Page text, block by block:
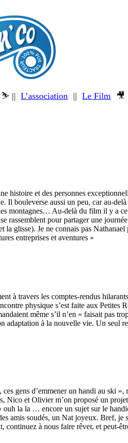
|| L’association || Le Film 🎥
histoire et des personnes
Il bouleverse aussi un peu, car au-
montagnes… Au-delà du film il y a
rassemblent pour partager une
glisse). Je ne connais pas Nathanael
entreprises et aventures »
à travers les comptes-rendus
physique s’est faite aux Petites
même s’il n’en « faisait pas
adaptation à la nouvelle vie. Un seul
gens d’emmener un handi au ski »,
Nico et Olivier m’on proposé un
la la … encore un sujet sur le
amis soudés, un Nat joyeux. Bref, je
continuez à nous faire rêver, et peut-